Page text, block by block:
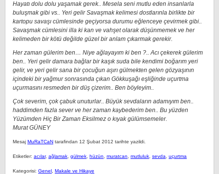
Hayatı dolu dolu yaşamak gerek.. Mesela seni mutlu eden insanlarla
buluşmak gibi vs.. Yeri gelir Savaşmak kelimesi dostlarınla birlikte bir
kartopu savaşı cümlesinde geçiyorsa durumu eğlenceye çevirmek gibi..
Savaşmak cümlesini illa ki kan ve vahşet olarak düşünmemek ve her
kelimeden bir kötü değilde güzel bir anlam çıkarmak gerekir.
Her zaman gülerim ben… Niye ağlayayım ki ben ?.. Acı çekerek gülerim
ben.. Yeri gelir damara bağlar bir kaşık suda bile kendimi boğarım yeri
gelir, ve yeri gelir sana bir çocuğun aşırı gülmekten gelen gözyaşının
içindeki bir yağmur sonrasında çıkan Gökkuşağı eşliğinde uçurtma
uçurmasını resmeden bir düş çizerim.. Ben böyleyim..
Çok severim, çok çabuk unuturlar.. Büyük sevdaların adamıyım ben..
haddimden fazla sever ve her zaman kaybederim ben.. Bu yüzden
Yüzümden Hiç Bir Zaman Eksilmez o kıyak gülümsemeler.
Murat GÜNEY
Mesaj MuRaTCaN tarafindan 12 Şubat 2012 tarihte yazildi.
Etiketler: acılar, ağlamak gülmek hüzün muratcan mutluluk sevda uçurtma
Kategorisi: Genel Makale ve Hikaye